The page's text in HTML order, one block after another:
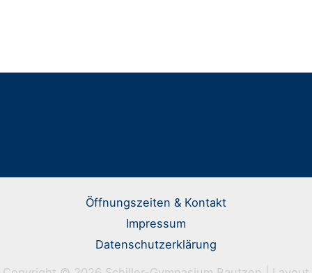
Öffnungszeiten & Kontakt
Impressum
Datenschutzerklärung